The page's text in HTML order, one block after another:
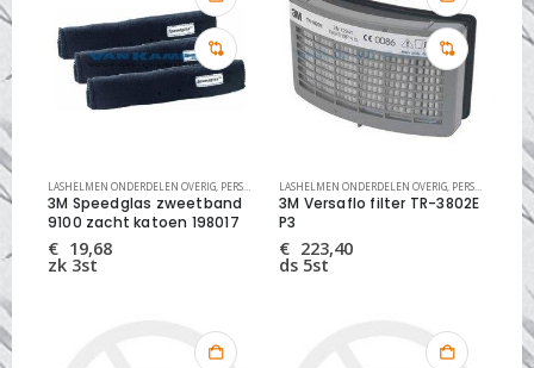
LASHELMEN ONDERDELEN OVERIG PERSOONLIJKE VEILIGHEID
3M Speedglas zweetband
9100 zacht katoen 198017
€ 19,68
zk 3st
LASHELMEN ONDERDELEN OVERIG PERSOONLIJKE VEILIGHEID
3M Versaflo filter TR-3802E
P3
€ 223,40
ds 5st